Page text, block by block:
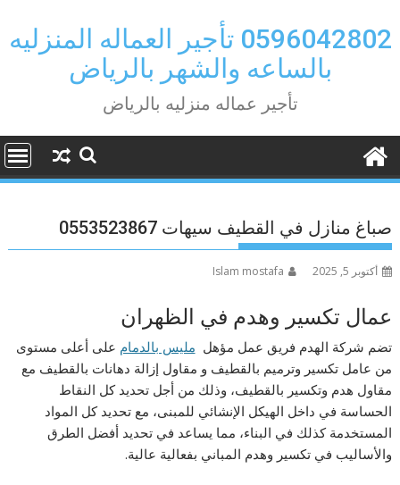
to
content
0596042802 تأجير العماله المنزليه
بالساعه والشهر بالرياض
تأجير عماله منزليه بالرياض
صباغ منازل في القطيف سيهات 0553523867
أكتوبر 5, 2025 Islam mostafa
عمال تكسير وهدم في الظهران
تضم شركة الهدم فريق عمل مؤهل مليس بالدمام على أعلى مستوى
من عامل تكسير وترميم بالقطيف و مقاول إزالة دهانات بالقطيف مع
مقاول هدم وتكسير بالقطيف، وذلك من أجل تحديد كل النقاط
الحساسة في داخل الهيكل الإنشائي للمبنى، مع تحديد كل المواد
المستخدمة كذلك في البناء، مما يساعد في تحديد أفضل الطرق
والأساليب في تكسير وهدم المباني بفعالية عالية.